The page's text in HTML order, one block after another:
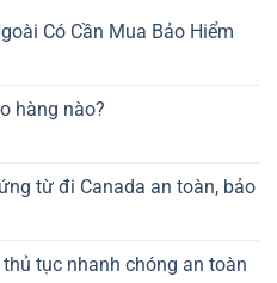
Có Cần Mua Bảo Hiểm
hàng nào?
từ đi Canada an toàn, bảo
tục nhanh chóng an toàn